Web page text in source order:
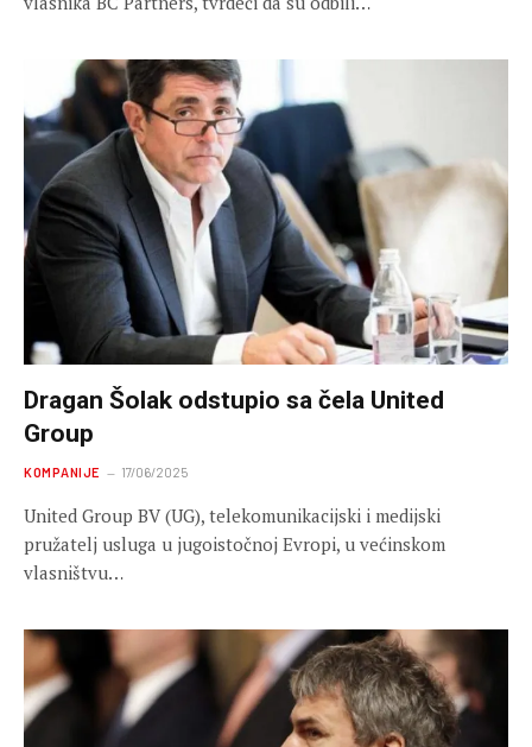
Dragan Šolak odstupio sa čela United
Group
KOMPANIJE 17/06/2025
United Group BV (UG), telekomunikacijski i medijski
pružatelj usluga u jugoistočnoj Evropi, u većinskom
vlasništvu…